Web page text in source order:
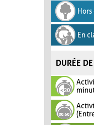
Hors
En
DURÉE